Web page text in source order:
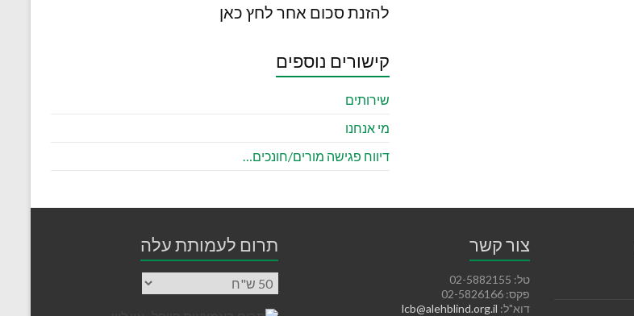
להזנת סכום אחר לחץ כאן
קישורים נוספים
שירותים
מי אנחנו
דיווח פגישה מורים/חונכים…
צור קשר
טל: 02-5882155
פקס: 02-5826166
דוא"ל:
תרום לעמותת עלה